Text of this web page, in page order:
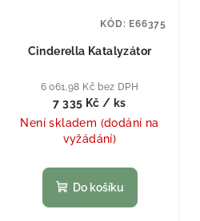
Cinderella Katalyzátor
6 061,98 Kč bez DPH
7 335 Kč / ks
Není skladem (dodání na
vyžádání)
Do košíku
KÓD: E66375